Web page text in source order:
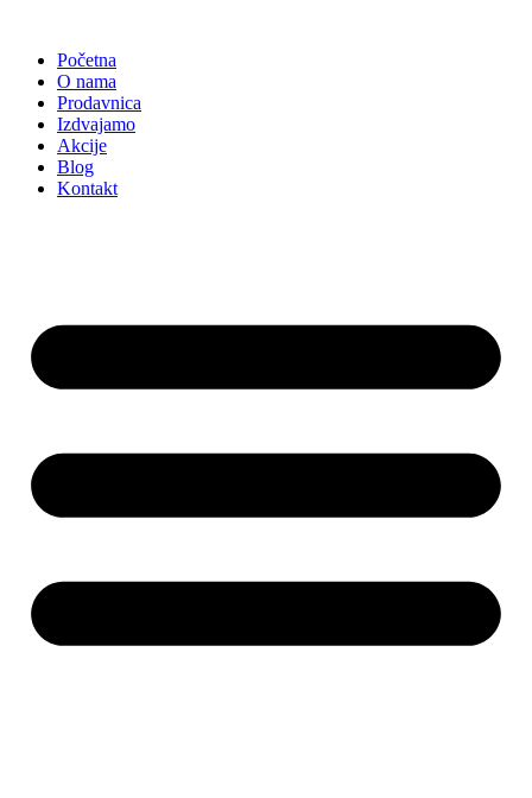
sadržajPočetna
O nama
Prodavnica
Izdvajamo
Akcije
Blog
Kontakt